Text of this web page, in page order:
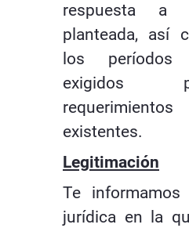
respuesta a
planteada, así
los
exigidos
existentes.
Legitimación
Te
jurídica en la